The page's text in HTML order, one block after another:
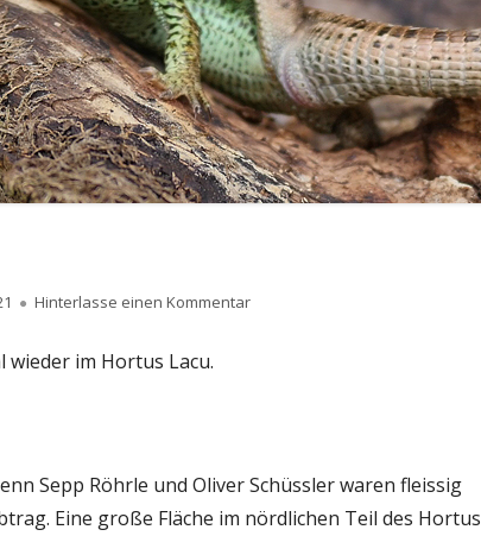
AMPHIBIENKELLER
KÄFERKELLER
SONNENRONDELL
TROCKENMAUER
HÜGELBEET
INSEKTENNISTHILFEN
KÄFERKELLER
KRÄUTERSPIRALE
KONTAKT UND LAGEPLAN
Hinterlasse einen Kommentarzu Der Hortus lebt!
wieder im Hortus Lacu.
Sepp Röhrle und Oliver Schüssler waren fleissig
Eine große Fläche im nördlichen Teil des Hortus